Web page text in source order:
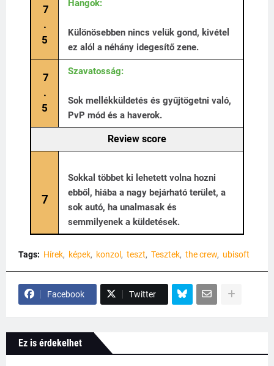
7
.
5
Hangok:
Különösebben nincs velük gond, kivétel
ez alól a néhány idegesítő zene.
7
.
5
Szavatosság:
Sok mellékküldetés és gyűjtögetni való,
PvP mód és a haverok.
Review score
7
Sokkal többet ki lehetett volna hozni
ebből, hiába a nagy bejárható terület, a
sok autó, ha unalmasak és
semmilyenek a küldetések.
Tags: Hírek képek konzol teszt Tesztek the crew ubisoft
Facebook Twitter
Ez is érdekelhet